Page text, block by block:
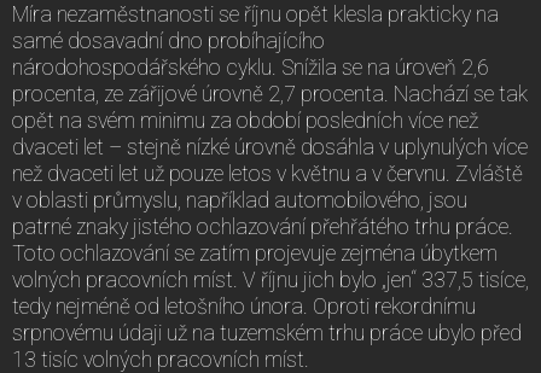
Míra nezaměstnanosti se říjnu opět klesla prakticky na
samé dosavadní dno probíhajícího
národohospodářského cyklu. Snížila se na úroveň 2,6
procenta, ze zářijové úrovně 2,7 procenta. Nachází se tak
opět na svém minimu za období posledních více než
dvaceti let – stejně nízké úrovně dosáhla v uplynulých více
než dvaceti let už pouze letos v květnu a v červnu. Zvláště
v oblasti průmyslu, například automobilového, jsou
patrné znaky jistého ochlazování přehřátého trhu práce.
Toto ochlazování se zatím projevuje zejména úbytkem
volných pracovních míst. V říjnu jich bylo „jen“ 337,5 tisíce,
tedy nejméně od letošního února. Oproti rekordnímu
srpnovému údaji už na tuzemském trhu práce ubylo před
13 tisíc volných pracovních míst.